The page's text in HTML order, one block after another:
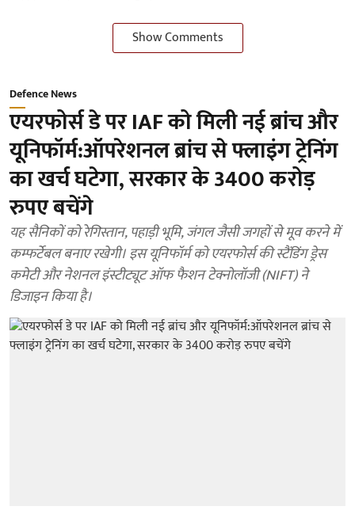
Show Comments
Defence News
एयरफोर्स डे पर IAF को मिली नई ब्रांच और
यूनिफॉर्म:ऑपरेशनल ब्रांच से फ्लाइंग ट्रेनिंग
का खर्च घटेगा, सरकार के 3400 करोड़
रुपए बचेंगे
यह सैनिकों को रेगिस्तान, पहाड़ी भूमि, जंगल जैसी जगहों से मूव करने में
कम्फर्टेबल बनाए रखेगी। इस यूनिफॉर्म को एयरफोर्स की स्टैंडिंग ड्रेस
कमेटी और नेशनल इंस्टीट्यूट ऑफ फैशन टेक्नोलॉजी (NIFT) ने
डिजाइन किया है।